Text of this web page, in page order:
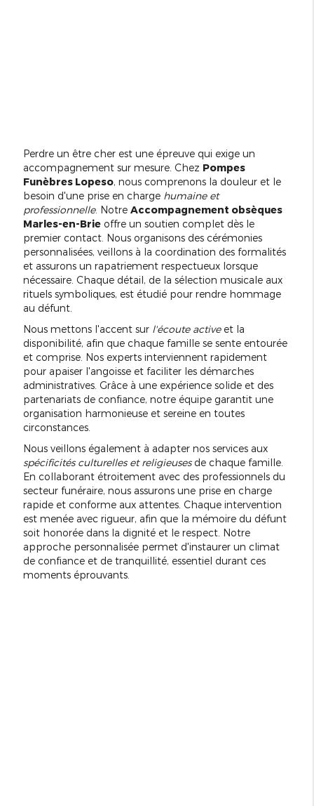
Perdre un être cher est une épreuve qui exige un
accompagnement sur mesure. Chez Pompes
Funèbres Lopeso, nous comprenons la douleur et le
besoin d'une prise en charge humaine et
professionnelle. Notre Accompagnement obsèques
Marles-en-Brieoffre un soutien complet dès le
premier contact. Nous organisons des cérémonies
personnalisées, veillons à la coordination des formalités
et assurons un rapatriement respectueux lorsque
nécessaire. Chaque détail, de la sélection musicale aux
rituels symboliques, est étudié pour rendre hommage
au défunt.
Nous mettons l'accent sur l'écoute activeet la
disponibilité, afin que chaque famille se sente entourée
et comprise. Nos experts interviennent rapidement
pour apaiser l'angoisse et faciliter les démarches
administratives. Grâce à une expérience solide et des
partenariats de confiance, notre équipe garantit une
organisation harmonieuse et sereine en toutes
circonstances.
Nous veillons également à adapter nos services aux
spécificités culturelles et religieusesde chaque famille.
En collaborant étroitement avec des professionnels du
secteur funéraire, nous assurons une prise en charge
rapide et conforme aux attentes. Chaque intervention
est menée avec rigueur, afin que la mémoire du défunt
soit honorée dans la dignité et le respect. Notre
approche personnalisée permet d'instaurer un climat
de confiance et de tranquillité, essentiel durant ces
moments éprouvants.